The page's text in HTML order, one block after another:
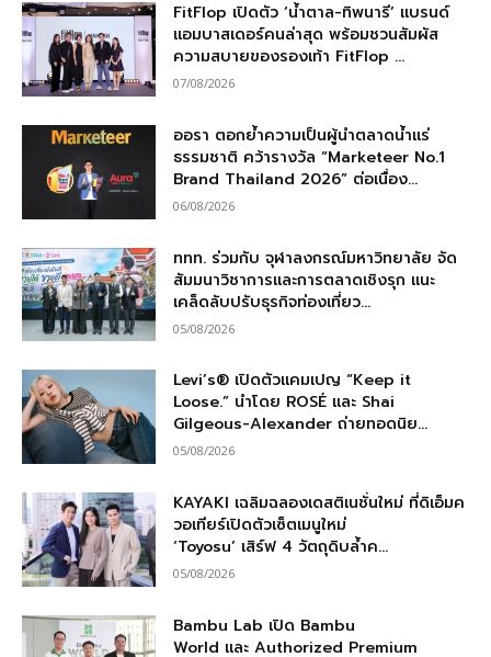
FitFlop เปิดตัว ‘น้ำตาล-ทิพนารี’ แบรนด์
แอมบาสเดอร์คนล่าสุด พร้อมชวนสัมผัส
ความสบายของรองเท้า FitFlop ...
07/08/2026
ออรา ตอกย้ำความเป็นผู้นำตลาดน้ำแร่
ธรรมชาติ คว้ารางวัล “Marketeer No.1
Brand Thailand 2026” ต่อเนื่อง...
06/08/2026
ททท. ร่วมกับ จุฬาลงกรณ์มหาวิทยาลัย จัด
สัมมนาวิชาการและการตลาดเชิงรุก แนะ
เคล็ดลับปรับธุรกิจท่องเที่ยว...
05/08/2026
Levi’s® เปิดตัวแคมเปญ “Keep it
Loose.” นำโดย ROSÉ และ Shai
Gilgeous-Alexander ถ่ายทอดนิย...
05/08/2026
KAYAKI เฉลิมฉลองเดสติเนชั่นใหม่ ที่ดิเอ็มค
วอเทียร์เปิดตัวเซ็ตเมนูใหม่
‘Toyosu’ เสิร์ฟ 4 วัตถุดิบล้ำค...
05/08/2026
Bambu Lab เปิด Bambu
World และ Authorized Premium